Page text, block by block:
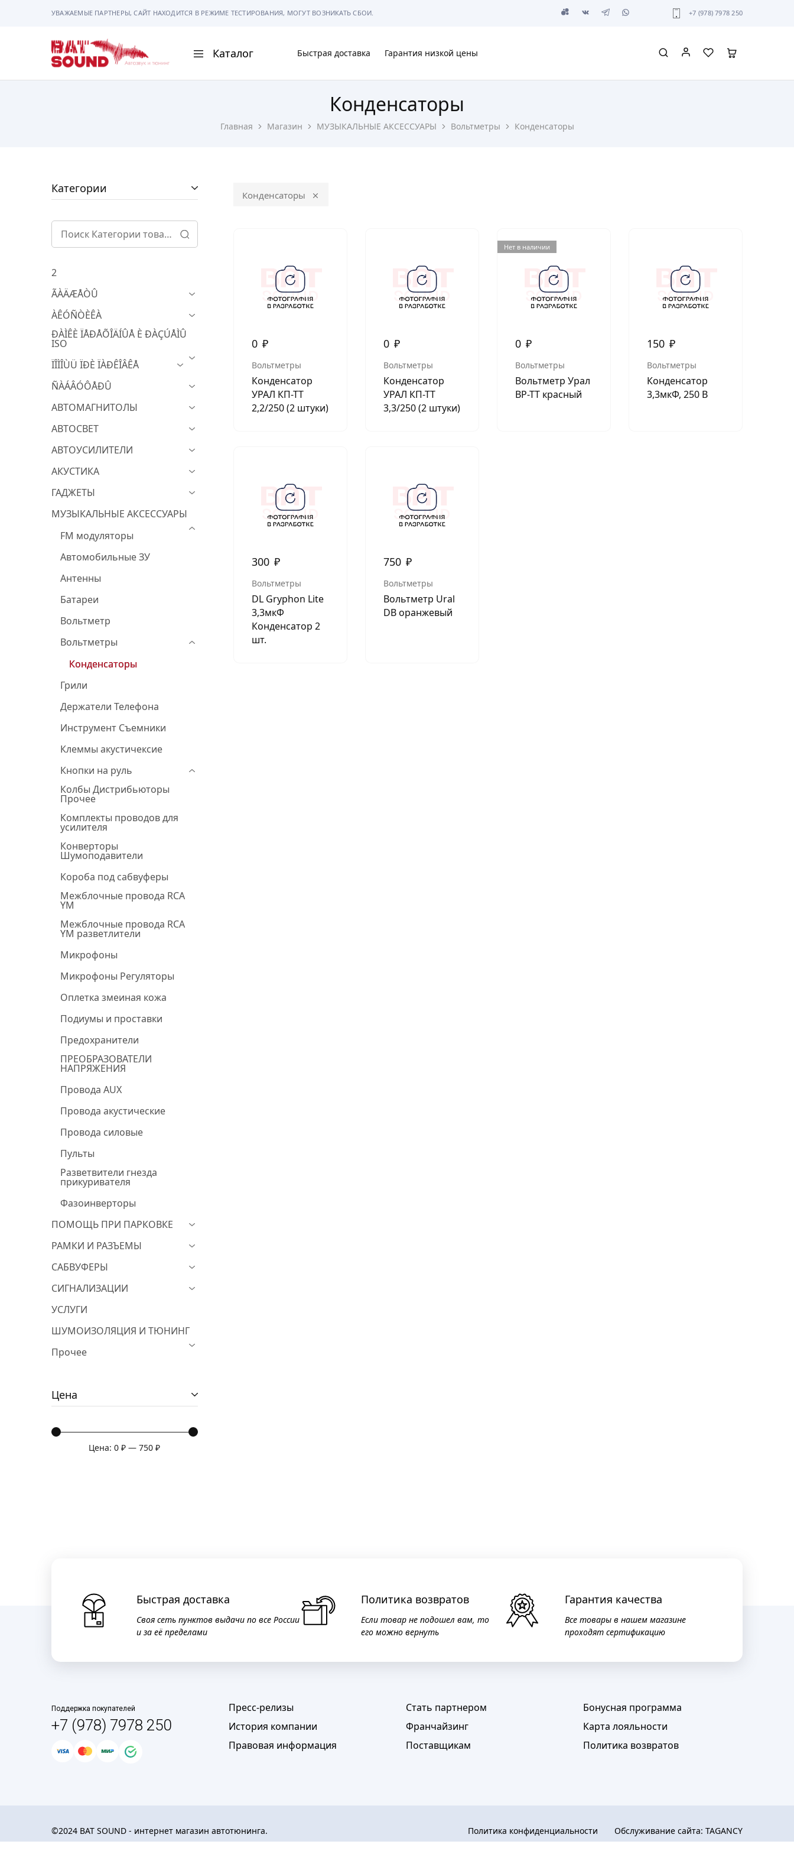
УВАЖАЕМЫЕ ПАРТНЕРЫ, САЙТ НАХОДИТСЯ В РЕЖИМЕ ТЕСТИРОВАНИЯ, МОГУТ ВОЗНИКАТЬ СБОИ. +7 (978) 7978 250
BAT
Sound
Каталог
АВТОСВЕТ
ГАДЖЕТЫ
СИГНАЛИЗАЦИИ
ПОМОЩЬ ПРИ ПАРКОВКЕ
МУЗЫКАЛЬНЫЕ АКСЕССУАРЫ
ШУМОИЗОЛЯЦИЯ
КОВРИКИ и ХИМИЯ
Быстрая доставка Гарантия низкой цены
Главная Магазин МУЗЫКАЛЬНЫЕ АКСЕССУАРЫ Вольтметры Конденсаторы
Конденсаторы
Конденсаторы
0 ₽
Вольтметры
Конденсатор
УРАЛ КП-ТТ
2,2/250 (2 штуки)
0 ₽
Вольтметры
Конденсатор
УРАЛ КП-ТТ
3,3/250 (2 штуки)
Нет в наличии
0 ₽
Вольтметры
Вольтметр Урал
ВР-ТТ красный
150 ₽
Вольтметры
Конденсатор
3,3мкФ, 250 В
300 ₽
Вольтметры
DL Gryphon Lite
3,3мкФ
Конденсатор 2
шт.
750 ₽
Вольтметры
Вольтметр Ural
DB оранжевый
Категории
2
ÃÀÄÆÅÒÛ
ÀÊÓÑÒÈÊÀ
ÐÀÌÊÈ ÏÅÐÅÕÎÄÍÛÅ È ÐÀÇÚÅÌÛ
ISO
ÏÎÌÎÙÜ ÏÐÈ ÏÀÐÊÎÂÊÅ
ÑÀÁÂÓÔÅÐÛ
АВТОМАГНИТОЛЫ
АВТОСВЕТ
АВТОУСИЛИТЕЛИ
АКУСТИКА
ГАДЖЕТЫ
МУЗЫКАЛЬНЫЕ АКСЕССУАРЫ
FM модуляторы
Автомобильные ЗУ
Антенны
Батареи
Вольтметр
Вольтметры
Конденсаторы
Грили
Держатели Телефона
Инструмент Съемники
Клеммы акустичексие
Кнопки на руль
Колбы Дистрибьюторы
Прочее
Комплекты проводов для
усилителя
Конверторы
Шумоподавители
Короба под сабвуферы
Межблочные провода RCA
YM
Межблочные провода RCA
YM разветлители
Микрофоны
Микрофоны Регуляторы
Оплетка змеиная кожа
Подиумы и проставки
Предохранители
ПРЕОБРАЗОВАТЕЛИ
НАПРЯЖЕНИЯ
Провода AUX
Провода акустические
Провода силовые
Пульты
Разветвители гнезда
прикуривателя
Фазоинверторы
ПОМОЩЬ ПРИ ПАРКОВКЕ
РАМКИ И РАЗЪЕМЫ
САБВУФЕРЫ
СИГНАЛИЗАЦИИ
УСЛУГИ
ШУМОИЗОЛЯЦИЯ И ТЮНИНГ
Прочее
Цена
Цена:0 ₽ —750 ₽
Быстрая доставка
Своя сеть пунктов выдачи по все России
и за её пределами
Политика возвратов
Если товар не подошел вам, то
его можно вернуть
Гарантия качества
Все товары в нашем магазине
проходят сертификацию
Поддержка покупателей
+7 (978) 7978 250
Пресс-релизы
История компании
Правовая информация
Стать партнером
Франчайзинг
Поставщикам
Бонусная программа
Карта лояльности
Политика возвратов
©2024 BAT SOUND - интернет магазин автотюнинга. Политика конфиденциальности Обслуживание сайта: TAGANCY